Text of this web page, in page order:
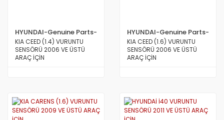
HYUNDAI-Genuine Parts-
MOBİS
KIA CEED (1.4) VURUNTU
SENSÖRÜ 2006 VE ÜSTÜ
ARAÇ İÇİN
HYUNDAI-Genuine Parts-
MOBİS
KIA CEED (1.6) VURUNTU
SENSÖRÜ 2006 VE ÜSTÜ
ARAÇ İÇİN